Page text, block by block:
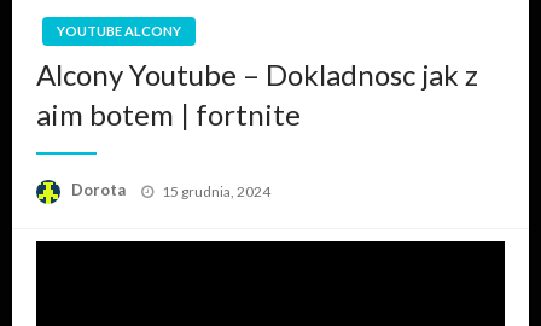
YOUTUBE ALCONY
Alcony Youtube – Dokladnosc jak z
aim botem | fortnite
Dorota
Opublikowane
15 grudnia, 2024